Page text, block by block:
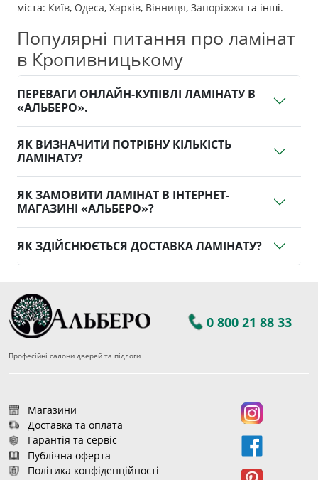
міста: Київ, Одеса, Харків, Вінниця, Запоріжжя та інші.
Популярні питання про ламінат
в Кропивницькому
ПЕРЕВАГИ ОНЛАЙН-КУПІВЛІ ЛАМІНАТУ В
«АЛЬБЕРО».
ЯК ВИЗНАЧИТИ ПОТРІБНУ КІЛЬКІСТЬ
ЛАМІНАТУ?
ЯК ЗАМОВИТИ ЛАМІНАТ В ІНТЕРНЕТ-
МАГАЗИНІ «АЛЬБЕРО»?
ЯК ЗДІЙСНЮЄТЬСЯ ДОСТАВКА ЛАМІНАТУ?
0 800 21 88 33
Професійні салони дверей та підлоги
Магазини
Доставка та оплата
Гарантія та сервіс
Публічна оферта
Політика конфіденційності